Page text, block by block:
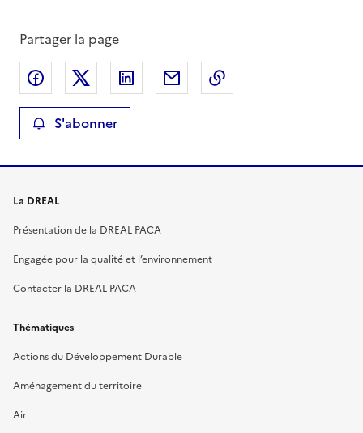
Partager la page
Partager sur Facebook
Partager sur XPartager sur LinkedIn
Partager par email
S'abonner
La DREAL
Présentation de la DREAL PACA
Engagée pour la qualité et l’environnement
Contacter la DREAL PACA
Thématiques
Actions du Développement Durable
Aménagement du territoire
Air